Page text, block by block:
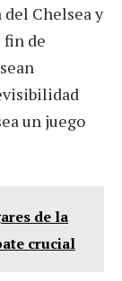
Chelsea y
de
un juego
de la
crucial